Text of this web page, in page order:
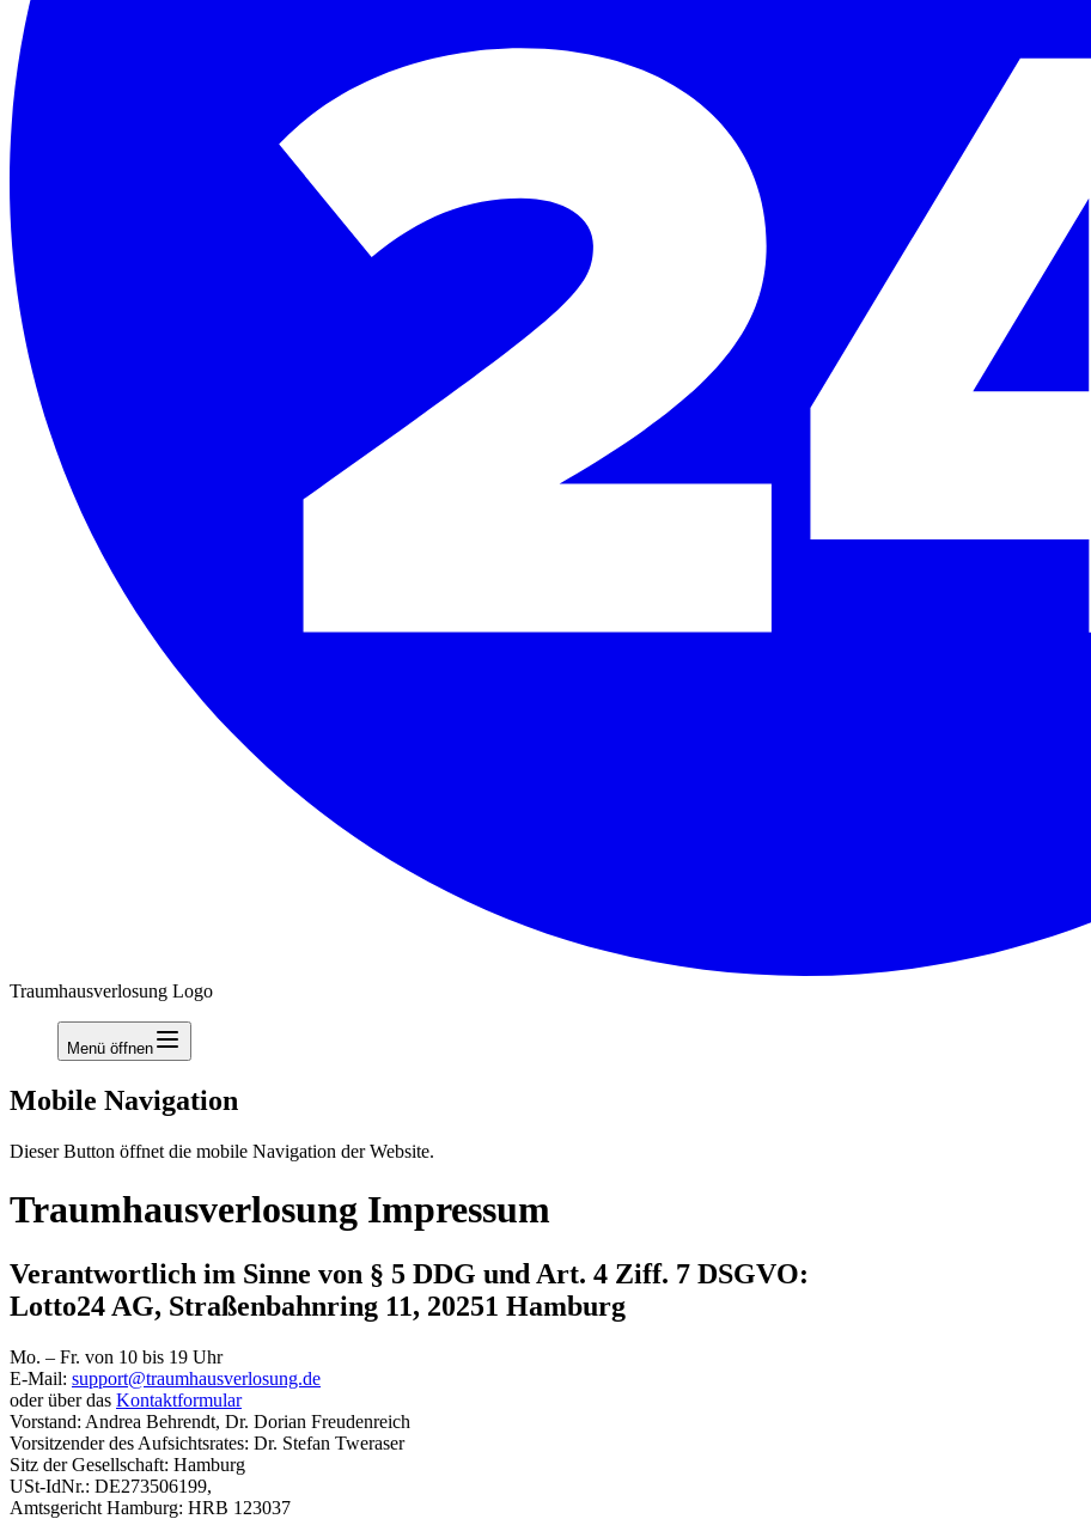
Traumhausverlosung Logo
Menü öffnen
Mobile Navigation
Dieser Button öffnet die mobile Navigation der Website.
Traumhausverlosung Impressum
Verantwortlich im Sinne von § 5 DDG und Art. 4 Ziff. 7 DSGVO:
Lotto24 AG, Straßenbahnring 11, 20251 Hamburg
Mo. – Fr. von 10 bis 19 Uhr
E-Mail: support@traumhausverlosung.de
oder über das Kontaktformular
Vorstand: Andrea Behrendt, Dr. Dorian Freudenreich
Vorsitzender des Aufsichtsrates: Dr. Stefan Tweraser
Sitz der Gesellschaft: Hamburg
USt-IdNr.: DE273506199,
Amtsgericht Hamburg: HRB 123037